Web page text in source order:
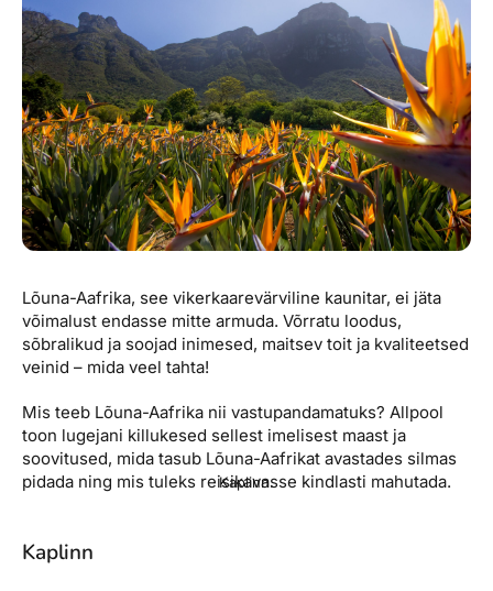
Reisitarvete e-pood
Airalo eSIM
Reisija meelespea
Kuldkaart
Platinum Club
Püsisoodustused
Boonuspunktid
Meist
Ettevõttest, kontaktid, reisikonsultandi teenus, tule
tööle, uudised...
Ettevõttest
Kontaktid
Reisikonsultandi teenus
Tule tööle
Uudised
Lõuna-Aafrika, see vikerkaarevärviline kaunitar, ei jäta
võimalust endasse mitte armuda. Võrratu loodus,
sõbralikud ja soojad inimesed, maitsev toit ja kvaliteetsed
veinid – mida veel tahta!
Mis teeb Lõuna-Aafrika nii vastupandamatuks? Allpool
toon lugejani killukesed sellest imelisest maast ja
soovitused, mida tasub Lõuna-Aafrikat avastades silmas
pidada ning mis tuleks reisikavasse kindlasti mahutada.
Kaplinn.
Kaplinn